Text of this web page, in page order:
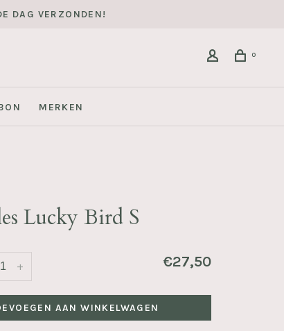
DAG VERZONDEN!
0
MERKEN
Lucky Bird S
+ €27,50
AAN WINKELWAGEN